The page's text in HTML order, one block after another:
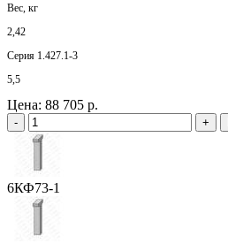
Вес, кг
2,42
Серия 1.427.1-3
5,5
Цена: 88 705 р.
- +
6КФ73-1